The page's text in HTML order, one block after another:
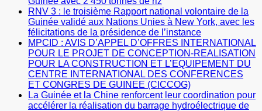
RNV 3 : le troisième Rapport national volontaire de la
Guinée validé aux Nations Unies à New York, avec les
félicitations de la présidence de l’instance
MPCID : AVIS D’APPEL D’OFFRES INTERNATIONAL
POUR LE PROJET DE CONCEPTION-REALISATION
POUR LA CONSTRUCTION ET L’EQUIPEMENT DU
CENTRE INTERNATIONAL DES CONFERENCES
ET CONGRES DE GUINEE (CICCOG)
La Guinée et la Chine renforcent leur coordination pour
accélérer la réalisation du barrage hydroélectrique de